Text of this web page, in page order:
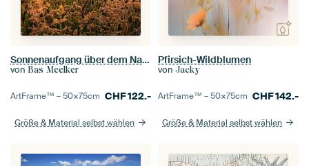
Sonnenaufgang über dem Nationalpark De Weerribben-Wieden an einem schönen nebligen Frühlingsmorgen
von Bas Meelker
ArtFrame™ –50×75cm CHF122.-
Größe & Material selbst wählen
Pfirsich-Wildblumen
von Jacky
ArtFrame™ –50×75cm CHF142.-
Größe & Material selbst wählen